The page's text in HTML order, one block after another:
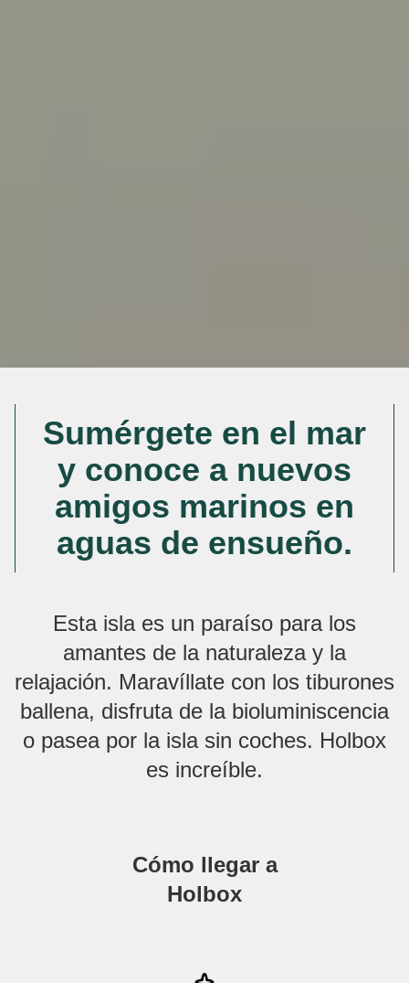
Sumérgete en el mar
y conoce a nuevos
amigos marinos en
aguas de ensueño.
Esta isla es un paraíso para los
amantes de la naturaleza y la
relajación. Maravíllate con los tiburones
ballena, disfruta de la bioluminiscencia
o pasea por la isla sin coches. Holbox
es increíble.
Cómo llegar a
Holbox